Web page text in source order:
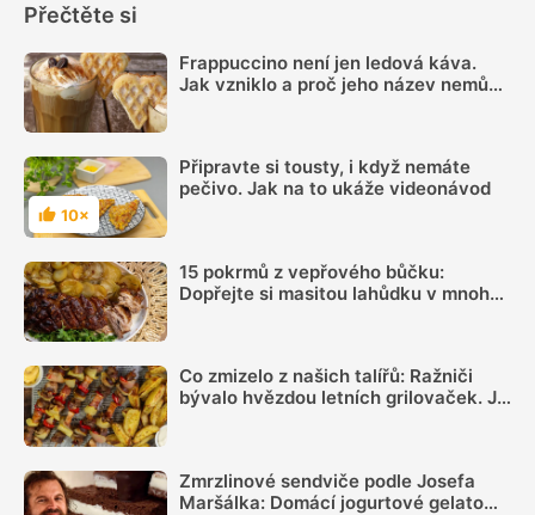
Přečtěte si
Frappuccino není jen ledová káva.
Jak vzniklo a proč jeho název nemůže
Hodnocení
10×
Připravte si tousty, i když nemáte
pečivo. Jak na to ukáže videonávod
15 pokrmů z vepřového bůčku:
Dopřejte si masitou lahůdku v mnoha
Co zmizelo z našich talířů: Ražniči
bývalo hvězdou letních grilovaček. Je
Zmrzlinové sendviče podle Josefa
Maršálka: Domácí jogurtové gelato